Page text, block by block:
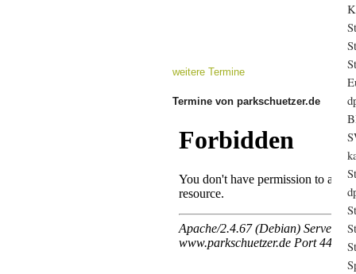
weitere Termine
Termine von parkschuetzer.de